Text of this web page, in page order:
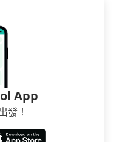
人工確認。假如不
台灣本土的AsiaYo
App
發！